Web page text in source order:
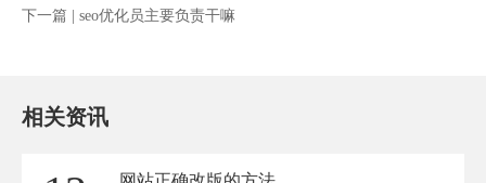
下一篇 | seo优化员主要负责干嘛
相关资讯